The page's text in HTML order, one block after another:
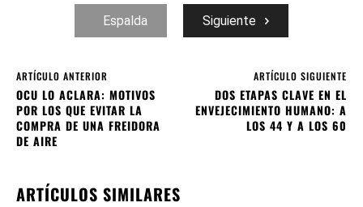
Espalda Siguiente
ARTÍCULO ANTERIOR
OCU LO ACLARA: MOTIVOS
POR LOS QUE EVITAR LA
COMPRA DE UNA FREIDORA
DE AIRE
ARTÍCULO SIGUIENTE
DOS ETAPAS CLAVE EN EL
ENVEJECIMIENTO HUMANO: A
LOS 44 Y A LOS 60
ARTÍCULOS SIMILARES